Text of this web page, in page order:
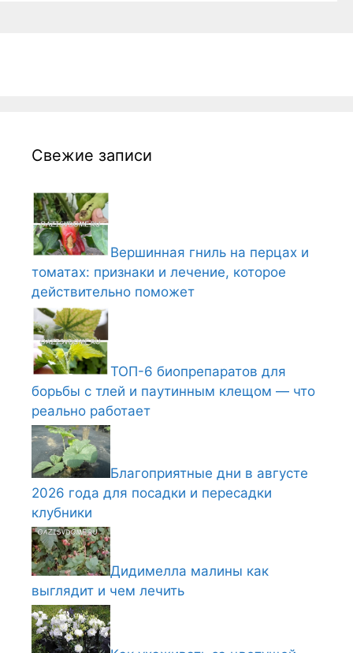
Свежие записи
Вершинная гниль на перцах и
томатах: признаки и лечение, которое
действительно поможет
ТОП-6 биопрепаратов для
борьбы с тлей и паутинным клещом — что
реально работает
Благоприятные дни в августе
2026 года для посадки и пересадки
клубники
Дидимелла малины как
выглядит и чем лечить